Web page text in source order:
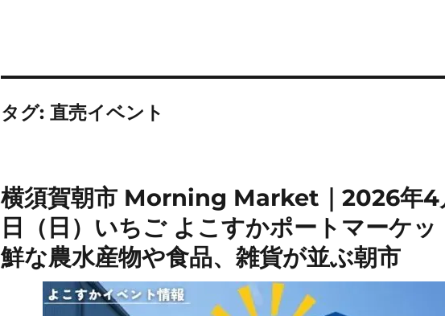
タグ: 直売イベント
横須賀朝市 Morning Market｜2026年4
日（日）いちご よこすかポートマーケ
鮮な農水産物や食品、雑貨が並ぶ朝市